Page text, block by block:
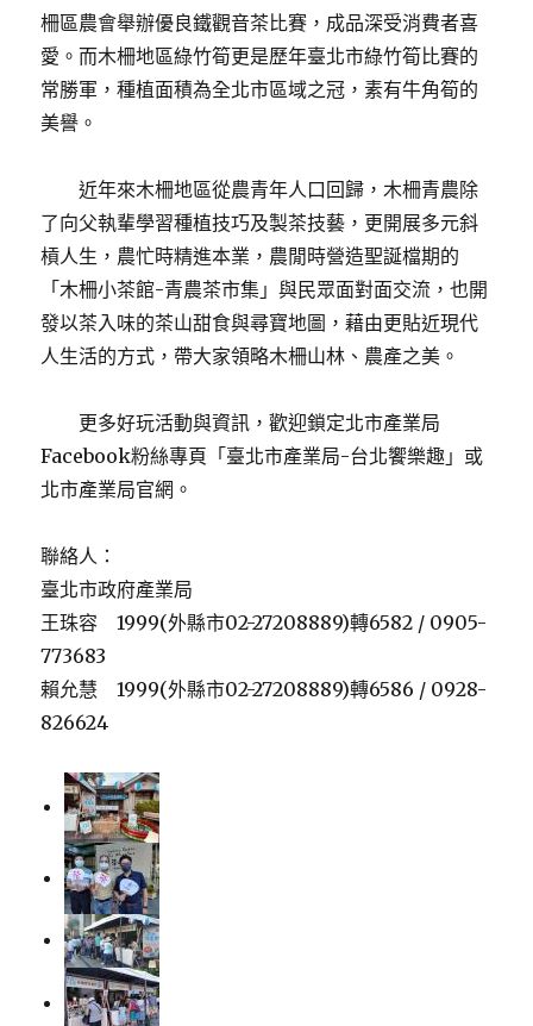
柵區農會舉辦優良鐵觀音茶比賽，成品深受消費者喜
愛。而木柵地區綠竹筍更是歷年臺北市綠竹筍比賽的
常勝軍，種植面積為全北市區域之冠，素有牛角筍的
美譽。
近年來木柵地區從農青年人口回歸，木柵青農除
了向父執輩學習種植技巧及製茶技藝，更開展多元斜
槓人生，農忙時精進本業，農閒時營造聖誕檔期的
「木柵小茶館-青農茶市集」與民眾面對面交流，也開
發以茶入味的茶山甜食與尋寶地圖，藉由更貼近現代
人生活的方式，帶大家領略木柵山林、農產之美。
更多好玩活動與資訊，歡迎鎖定北市產業局
Facebook粉絲專頁「臺北市產業局-台北饗樂趣」或
北市產業局官網。
聯絡人：
臺北市政府產業局
王珠容 1999(外縣市02-27208889)轉6582 / 0905-
773683
賴允慧 1999(外縣市02-27208889)轉6586 / 0928-
826624